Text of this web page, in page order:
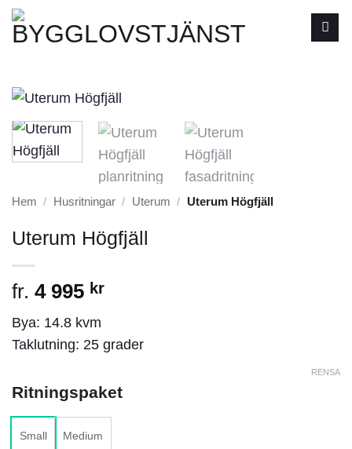
Skip
Hem / Husritningar / Uterum / Uterum Högfjäll
Uterum Högfjäll
fr. 4 995 kr
Bya: 14.8 kvm
Taklutning: 25 grader
Ritningspaket
Small Medium
RENSA